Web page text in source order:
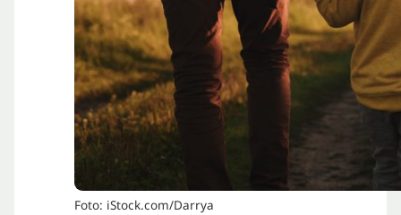
Foto: iStock.com/Darrya